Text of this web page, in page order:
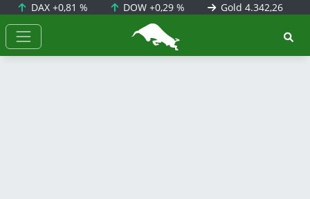
DAX +0,81 % DOW+0,29 % Gold 4.342,26
BörsenNEWS.de